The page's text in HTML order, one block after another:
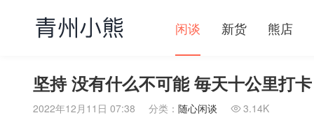
闲谈 新货 熊店
坚持 没有什么不可能 毎天十公里打
2022年12月11日 07:38 分类： 随心闲谈  3.14K